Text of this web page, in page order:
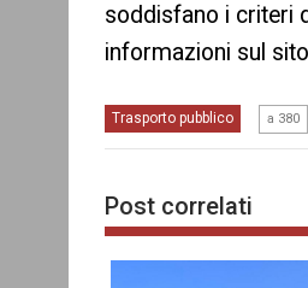
soddisfano i criteri
informazioni sul
Trasporto pubblico a 380
Post correlati